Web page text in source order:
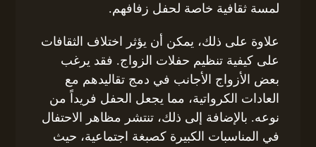
لمسة ثقافية خاصة لحفل زفافهم.
علاوة على ذلك، يمكن أن يؤثر اختلاف الثقافات
على كيفية تنظيم حفلات الزواج. فقد يرغب
بعض الأزواج الأجانب في دمج تقاليدهم مع
العادات الكرواتية، مما يجعل الحفل فريداً من
نوعه. بالإضافة إلى ذلك، تنتشر مظاهر الاحتفال
في المناسبات الكبيرة كصبغة اجتماعية، حيث